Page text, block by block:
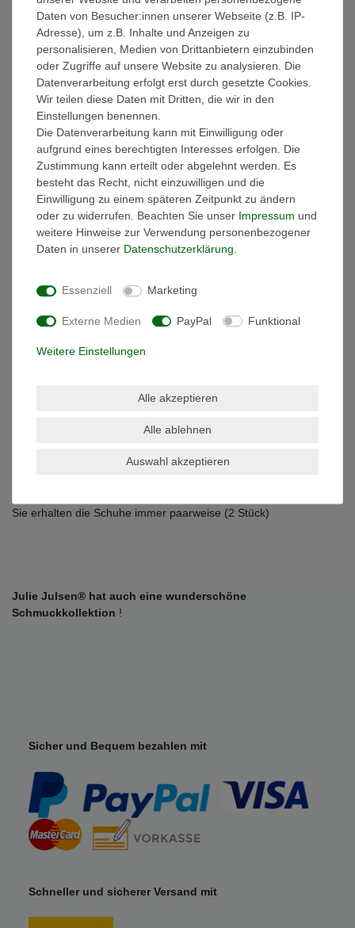
Baumwoll Pantoffel von Julie Julsen®
Material:
Obermaterial und Innenfutter sind aus 100% Baumwolle-Frottee.
Ihr Fuß wird komplett von flauschigen atmungsaktivem Frottee
umgeben. Die Laufsohle ist aus Kunststoff und sehr
widerstandsfähig
Ausführung:
Ideal für den Spa Bereich oder auch für Besucher, Gäste und den
Urlaub! Auch als Alltags-Hausschuh geeignet. Einfach und
Pflegehinweis: Handwäsche (kalt), Für die Maschinenwäsche
den Schongang.
Sie erhalten die Schuhe immer paarweise (2 Stück)
Julie Julsen® hat auch eine wunderschöne
Schmuckkollektion !
Sicher und Bequem bezahlen mit
Schneller und sicherer Versand mit
Daten von Besucher:innen unserer Webseite (z.B. IP-
Adresse), um z.B. Inhalte und Anzeigen zu
personalisieren, Medien von Drittanbietern einzubinden
oder Zugriffe auf unsere Website zu analysieren. Die
Datenverarbeitung erfolgt erst durch gesetzte Cookies.
Wir teilen diese Daten mit Dritten, die wir in den
Einstellungen benennen.
Die Datenverarbeitung kann mit Einwilligung oder
aufgrund eines berechtigten Interesses erfolgen. Die
Zustimmung kann erteilt oder abgelehnt werden. Es
besteht das Recht, nicht einzuwilligen und die
Einwilligung zu einem späteren Zeitpunkt zu ändern
oder zu widerrufen. Beachten Sie unser Impressum und
weitere Hinweise zur Verwendung personenbezogener
Daten in unserer Daten­schutz­erklärung
Essenziell Marketing
Externe Medien PayPal Funktional
Weitere Einstellungen
Alle akzeptieren
Alle ablehnen
Auswahl akzeptieren